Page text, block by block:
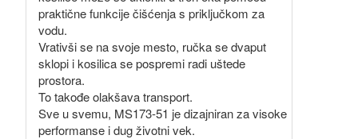
praktične funkcije čišćenja s priključkom za
vodu.
Vrativši se na svoje mesto, ručka se dvaput
sklopi i kosilica se pospremi radi uštede
prostora.
To takođe olakšava transport.
Sve u svemu, MS173-51 je dizajniran za visoke
performanse i dug životni vek.